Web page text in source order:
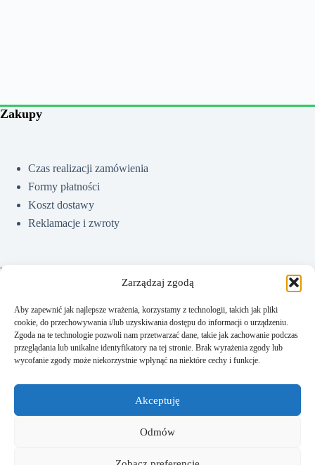
Zarządzaj zgodą
Aby zapewnić jak najlepsze wrażenia, korzystamy z technologii, takich jak pliki
cookie, do przechowywania i/lub uzyskiwania dostępu do informacji o urządzeniu.
Zgoda na te technologie pozwoli nam przetwarzać dane, takie jak zachowanie podczas
przeglądania lub unikalne identyfikatory na tej stronie. Brak wyrażenia zgody lub
wycofanie zgody może niekorzystnie wpłynąć na niektóre cechy i funkcje.
Akceptuję
Odmów
Zakupy
Czas realizacji zamówienia
Formy płatności
Koszt dostawy
Reklamacje i zwroty
Pomoc
Jak kupować?
Częste pytania
Polityka prywatności
Regulamin sklepu